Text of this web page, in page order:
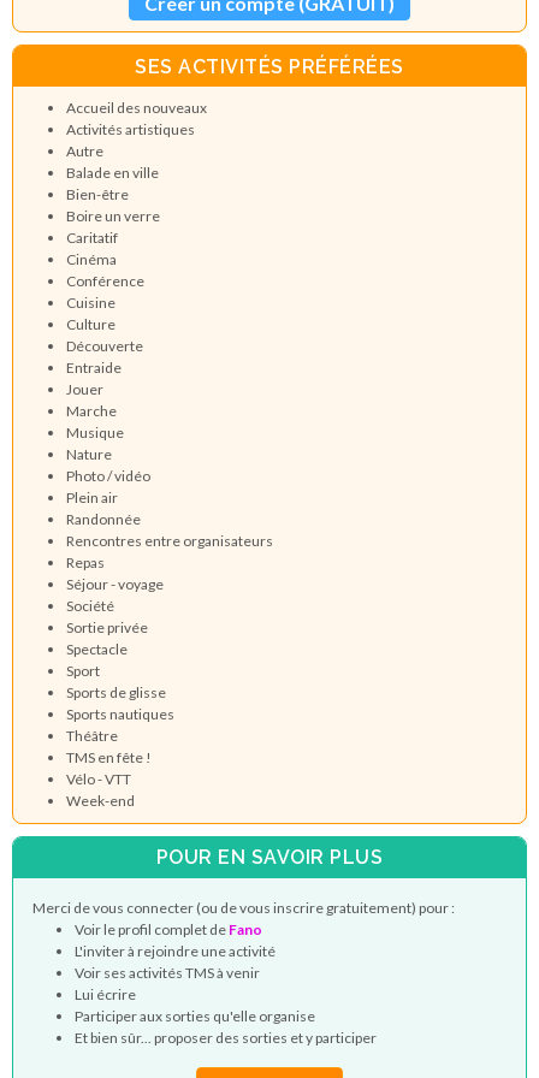
SES ACTIVITÉS PRÉFÉRÉES
Accueil des nouveaux
Activités artistiques
Autre
Balade en ville
Bien-être
Boire un verre
Caritatif
Cinéma
Conférence
Cuisine
Culture
Découverte
Entraide
Jouer
Marche
Musique
Nature
Photo / vidéo
Plein air
Randonnée
Rencontres entre organisateurs
Repas
Séjour - voyage
Société
Sortie privée
Spectacle
Sport
Sports de glisse
Sports nautiques
Théâtre
TMS en fête !
Vélo - VTT
Week-end
POUR EN SAVOIR PLUS
Merci de vous connecter (ou de vous inscrire gratuitement) pour :
Voir le profil complet de Fano
L'inviter à rejoindre une activité
Voir ses activités TMS à venir
Lui écrire
Participer aux sorties qu'elle organise
Et bien sûr... proposer des sorties et y participer